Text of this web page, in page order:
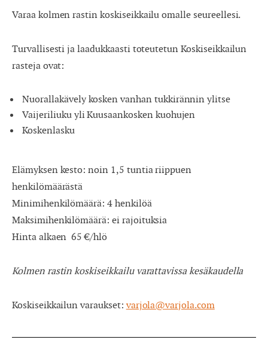
Varaa kolmen rastin koskiseikkailu omalle seureellesi.
Turvallisesti ja laadukkaasti toteutetun Koskiseikkailun
rasteja ovat:
Nuorallakävely kosken vanhan tukkirännin ylitse
Vaijeriliuku yli Kuusaankosken kuohujen
Koskenlasku
Elämyksen kesto: noin 1,5 tuntia riippuen
henkilömäärästä
Minimihenkilömäärä: 4 henkilöä
Maksimihenkilömäärä: ei rajoituksia
Hinta alkaen 65 €/hlö
Kolmen rastin koskiseikkailu varattavissa kesäkaudella
Koskiseikkailun varaukset:varjola@varjola.com